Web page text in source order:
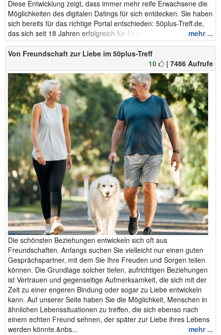
Diese Entwicklung zeigt, dass immer mehr reife Erwachsene die
Möglichkeiten des digitalen Datings für sich entdecken. Sie haben
sich bereits für das richtige Portal entschieden: 50plus-Treff.de,
das sich seit 18 Jahren erfolgreich für Partnersuc...
mehr ...
Von Freundschaft zur Liebe im 50plus-Treff
10
| 7486 Aufrufe
Die schönsten Beziehungen entwickeln sich oft aus
Freundschaften. Anfangs suchen Sie vielleicht nur einen guten
Gesprächspartner, mit dem Sie Ihre Freuden und Sorgen teilen
können. Die Grundlage solcher tiefen, aufrichtigen Beziehungen
ist Vertrauen und gegenseitige Aufmerksamkeit, die sich mit der
Zeit zu einer engeren Bindung oder sogar zu Liebe entwickeln
kann. Auf unserer Seite haben Sie die Möglichkeit, Menschen in
ähnlichen Lebenssituationen zu treffen, die sich ebenso nach
einem echten Freund sehnen, der später zur Liebe ihres Lebens
werden könnte.&nbs...
mehr ...